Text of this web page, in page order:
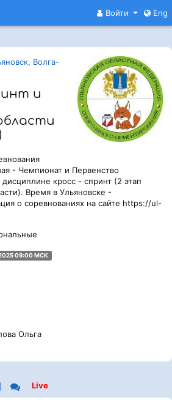
Войти Eng
Волга-
и
- Чемпионат и Первенство
кросс - спринт (2 этап
Время в Ульяновске -
о соревнованиях на сайте https://ul-
09:00 МСК
Ольга
Live